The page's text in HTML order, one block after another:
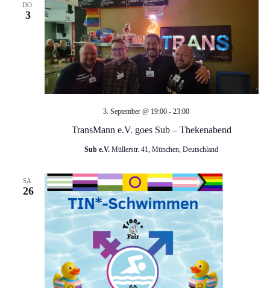
e
n
S
u
c
h
e
u
n
h
DO.
3
TransMann e.V. goes Sub – Thekenabend
3. September @ 19:00 - 23:00
e.V.
Sub
Thekenabend
Sub e.V. Müllerstr. 41, München, Deutschland
SA.
26